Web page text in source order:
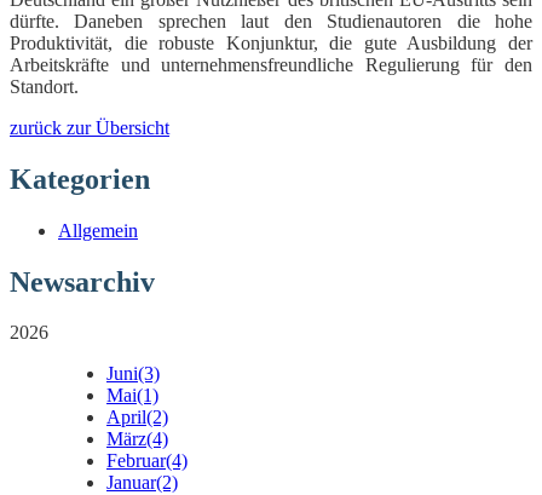
dürfte. Daneben sprechen laut den Studienautoren die hohe
Produktivität, die robuste Konjunktur, die gute Ausbildung der
Arbeitskräfte und unternehmensfreundliche Regulierung für den
Standort.
zurück zur Übersicht
Kategorien
Allgemein
Newsarchiv
2026
Juni(3)
Mai(1)
April(2)
März(4)
Februar(4)
Januar(2)